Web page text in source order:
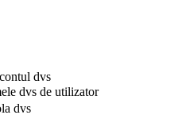
dvs
dvs de utilizator
dvs